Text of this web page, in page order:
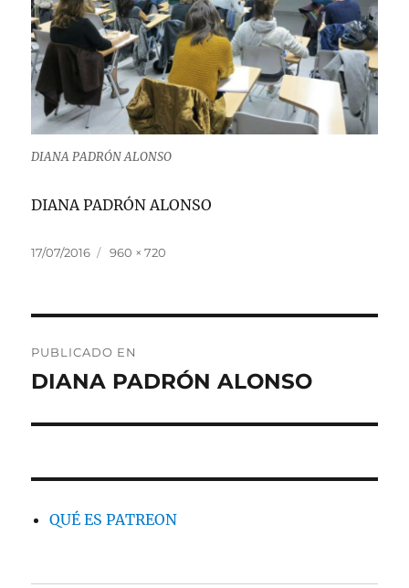
DIANA PADRÓN ALONSO
DIANA PADRÓN ALONSO
Publicado
17/07/2016
Tamaño
960 × 720
de
PUBLICADO EN
DIANA PADRÓN ALONSO
QUÉ ES PATREON